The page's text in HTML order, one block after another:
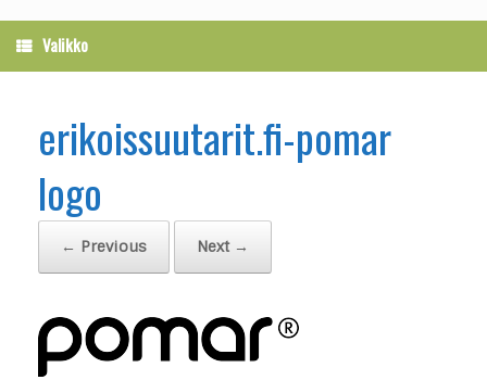
Valikko
erikoissuutarit.fi-pomar
logo
← Previous Next →